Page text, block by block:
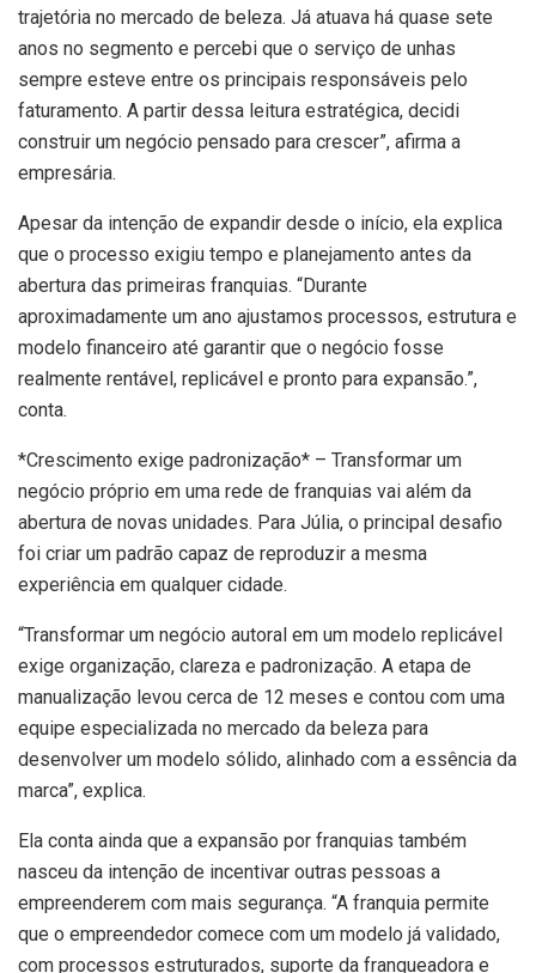
trajetória no mercado de beleza. Já atuava há quase sete
anos no segmento e percebi que o serviço de unhas
sempre esteve entre os principais responsáveis pelo
faturamento. A partir dessa leitura estratégica, decidi
construir um negócio pensado para crescer”, afirma a
empresária.
Apesar da intenção de expandir desde o início, ela explica
que o processo exigiu tempo e planejamento antes da
abertura das primeiras franquias. “Durante
aproximadamente um ano ajustamos processos, estrutura e
modelo financeiro até garantir que o negócio fosse
realmente rentável, replicável e pronto para expansão.”,
conta.
*Crescimento exige padronização* – Transformar um
negócio próprio em uma rede de franquias vai além da
abertura de novas unidades. Para Júlia, o principal desafio
foi criar um padrão capaz de reproduzir a mesma
experiência em qualquer cidade.
“Transformar um negócio autoral em um modelo replicável
exige organização, clareza e padronização. A etapa de
manualização levou cerca de 12 meses e contou com uma
equipe especializada no mercado da beleza para
desenvolver um modelo sólido, alinhado com a essência da
marca”, explica.
Ela conta ainda que a expansão por franquias também
nasceu da intenção de incentivar outras pessoas a
empreenderem com mais segurança. “A franquia permite
que o empreendedor comece com um modelo já validado,
com processos estruturados, suporte da franqueadora e